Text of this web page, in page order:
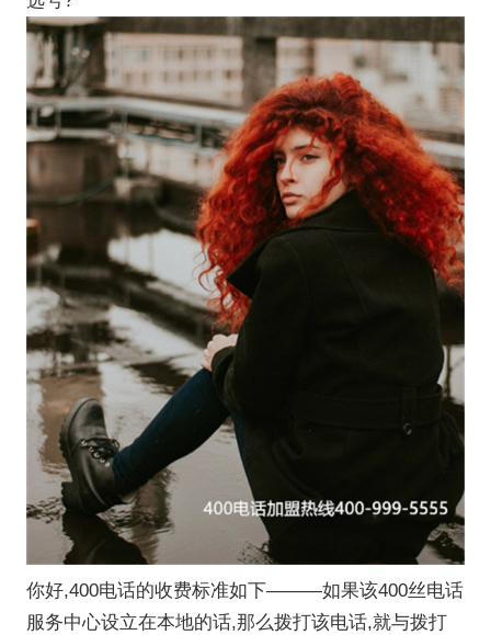
你好,400电话的收费标准如下―――如果该400丝电话
服务中心设立在本地的话,那么拨打该电话,就与拨打